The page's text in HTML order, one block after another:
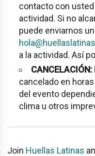
contacto con
actividad. Si no
puede enviarnos
a la actividad. Así
CANCELACIÓN:
cancelado en
del evento
clima u otros
Join Huellas Latinas